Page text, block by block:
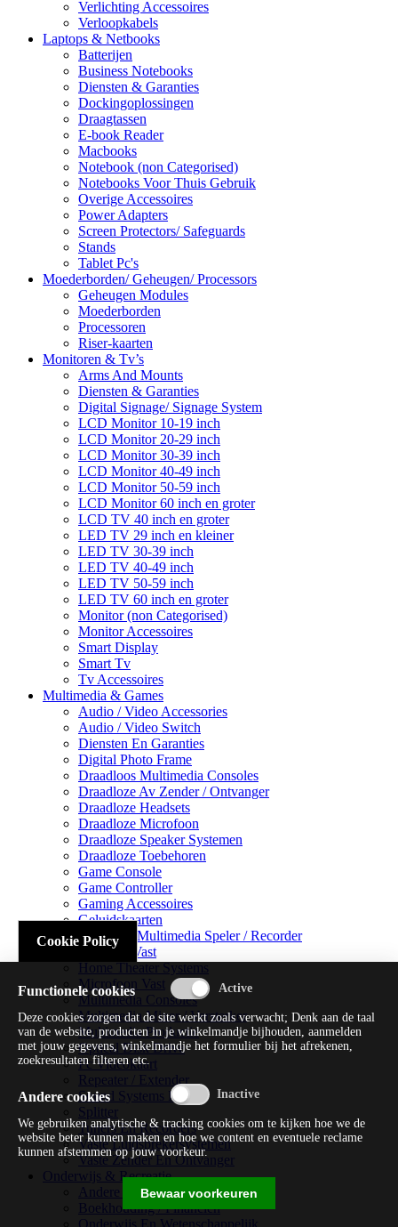
Verlichting Accessoires
Verloopkabels
Laptops & Netbooks
Batterijen
Business Notebooks
Diensten & Garanties
Dockingoplossingen
Draagtassen
E-book Reader
Macbooks
Notebook (non Categorised)
Notebooks Voor Thuis Gebruik
Overige Accessoires
Power Adapters
Screen Protectors/ Safeguards
Stands
Tablet Pc's
Moederborden/ Geheugen/ Processors
Geheugen Modules
Moederborden
Processoren
Riser-kaarten
Monitoren & Tv’s
Arms And Mounts
Diensten & Garanties
Digital Signage/ Signage System
LCD Monitor 10-19 inch
LCD Monitor 20-29 inch
LCD Monitor 30-39 inch
LCD Monitor 40-49 inch
LCD Monitor 50-59 inch
LCD Monitor 60 inch en groter
LCD TV 40 inch en groter
LED TV 29 inch en kleiner
LED TV 30-39 inch
LED TV 40-49 inch
LED TV 50-59 inch
LED TV 60 inch en groter
Monitor (non Categorised)
Monitor Accessoires
Smart Display
Smart Tv
Tv Accessoires
Multimedia & Games
Audio / Video Accessories
Audio / Video Switch
Diensten En Garanties
Digital Photo Frame
Draadloos Multimedia Consoles
Draadloze Av Zender / Ontvanger
Draadloze Headsets
Draadloze Microfoon
Draadloze Speaker Systemen
Draadloze Toebehoren
Game Console
Game Controller
Gaming Accessoires
Geluidskaarten
Handheld Multimedia Speler / Recorder
Headsets Vast
Home Theater Systems
Microfoon Vast
Multimedia Consoles
Multimedia Mixer / Versterker
Multimedia Productie
Optical Disk Drive
Pc Videokaart
Repeater / Extender
Sound Systems Hi-fi
Splitter
Tuners En Recorders
Vaste Luidsprekersystemen
Vaste Zender En Ontvanger
Onderwijs & Recreatie
Andere Beveiligingssoftware
Boekhouding / Financiën
Cookie Policy
Functionele cookies
Deze cookies zorgen dat de site werkt zoals verwacht; Denk aan de taal
van de website, producten in je winkelmandje bijhouden, aanmelden
met jouw gegevens, winkelmandje het formulier bij het afrekenen,
zoekresultaten filteren etc.
Andere cookies
We gebruiken analytische & tracking cookies om te kijken hoe we de
website beter kunnen maken en hoe we content en eventuele reclame
kunnen afstemmen op jouw voorkeur.
Bewaar voorkeuren